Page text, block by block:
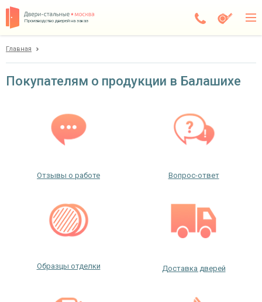
Производство дверей на заказ
Установка
Галерея
Акции
О компании
Главная
Покупателям о продукции в Балашихе
Отзывы о работе Вопрос-ответ
Образцы отделки Доставка дверей